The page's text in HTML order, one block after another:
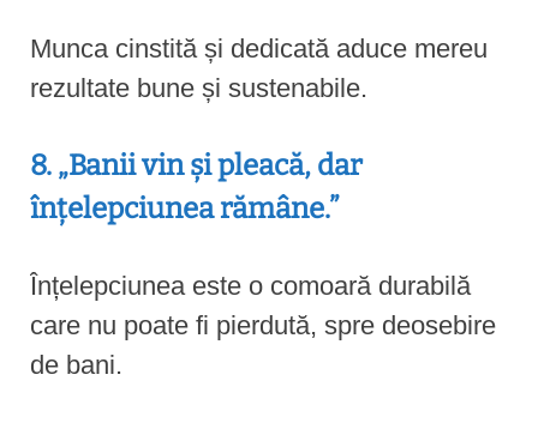
Munca cinstită și dedicată aduce mereu
rezultate bune și sustenabile.
8. „Banii vin și pleacă, dar
înțelepciunea rămâne.”
Înțelepciunea este o comoară durabilă
care nu poate fi pierdută, spre deosebire
de bani.